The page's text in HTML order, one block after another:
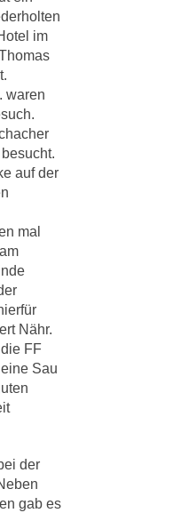
im
waren
auf der
mal
Nähr.
FF
Sau
der
gab es